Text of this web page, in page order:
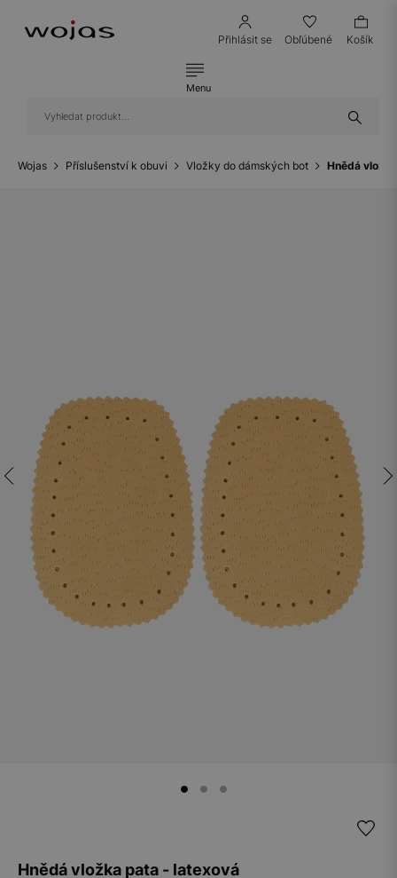
Přihlásit se Obľúbené Košík
Menu
Wojas Příslušenství k obuvi Vložky do dámských bot Hnědá
Hnědá vložka pata - latexová